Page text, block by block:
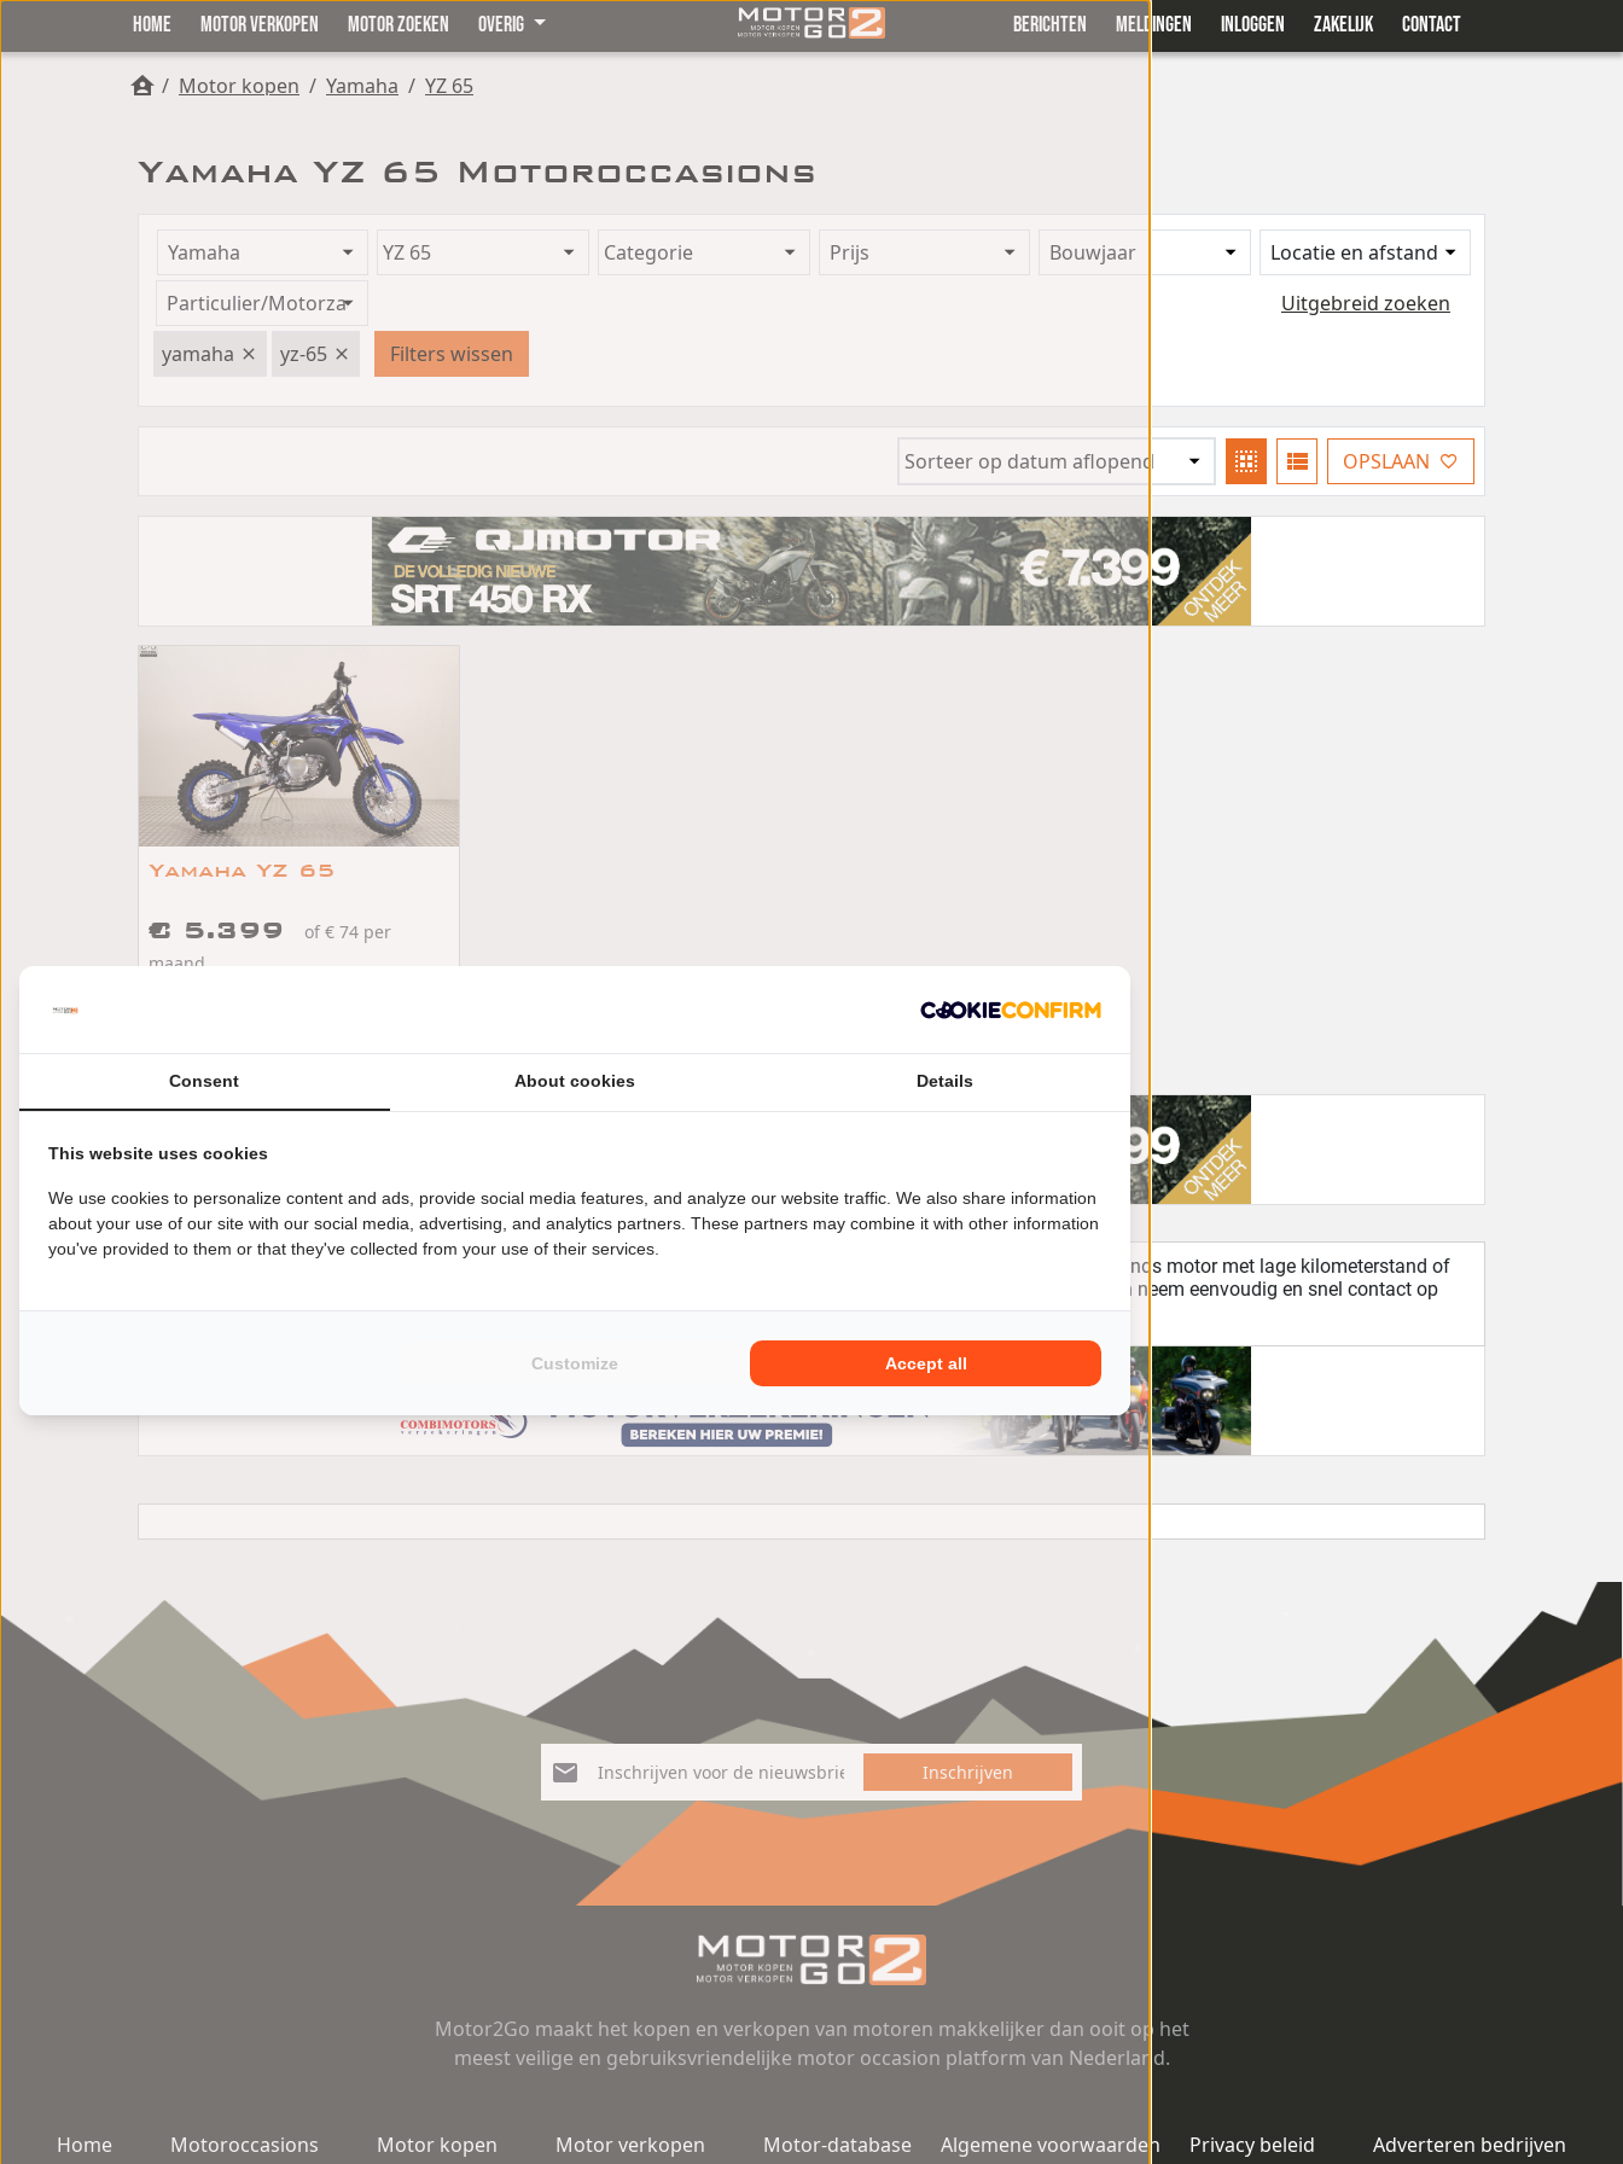
HOME MOTOR VERKOPEN MOTOR ZOEKEN OVERIG BERICHTEN MELDINGEN INLOGGEN ZAKELIJK CONTACT
/ Motor kopen / Yamaha / YZ 65
Yamaha YZ 65 Motoroccasions
Prijs Bouwjaar
Locatie en afstand
Uitgebreid zoeken
yamaha
yz-65 Filters wissen
OPSLAAN
Yamaha YZ 65
€ 5.399
of € 74 per
maand
Made
Hier bij Motor2Go vind je in één oogopslag alle tweedehands Yamaha YZ 65 motoren. Wil je specifiek een tweedehands motor met lage kilometerstand of
vanaf een bepaald bouwjaar? Maak dan gebruik van ons zoekfilter, selecteer de Yamaha YZ 65 van jouw dromen en neem eenvoudig en snel contact op
met de verkoper.
Inschrijven
Motor2Go maakt het kopen en verkopen van motoren makkelijker dan ooit op het
meest veilige en gebruiksvriendelijke motor occasion platform van Nederland.
Home Motoroccasions Motor kopen Motor verkopen Motor-database Algemene voorwaarden Privacy beleid Adverteren bedrijven
Consent About cookies Details
This website uses cookies
We use cookies to personalize content and ads, provide social media features, and analyze our website traffic. We also share information
about your use of our site with our social media, advertising, and analytics partners. These partners may combine it with other information
you've provided to them or that they've collected from your use of their services.
Customize Accept all